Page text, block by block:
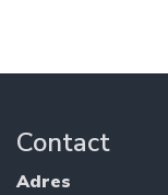
Contact
Adres